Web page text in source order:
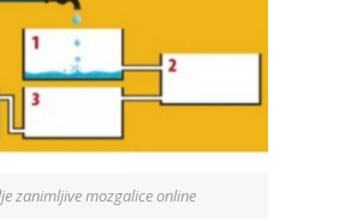
zanimljive mozgalice online